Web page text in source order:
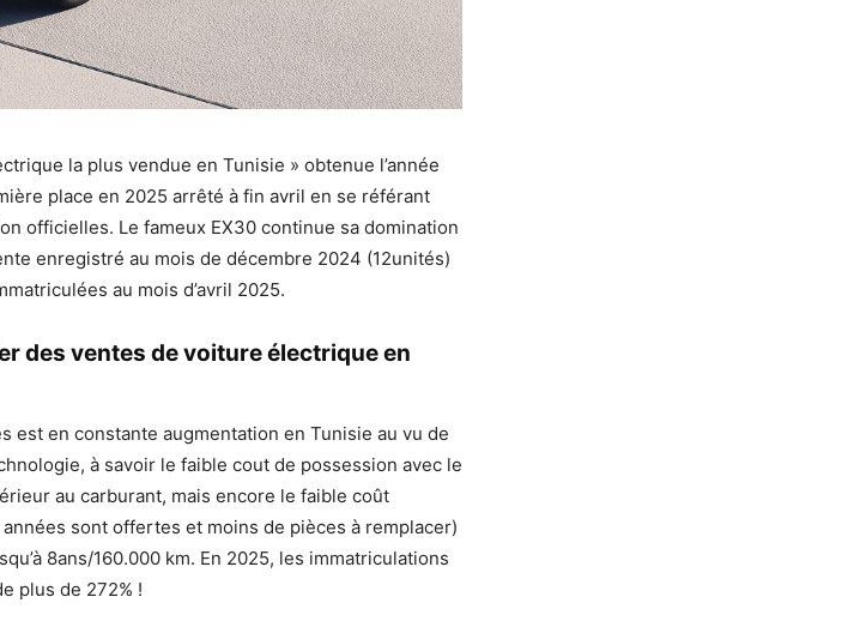
la plus vendue en Tunisie » obtenue l’année
place en 2025 arrêté à fin avril en se référant
officielles. Le fameux EX30 continue sa domination
enregistré au mois de décembre 2024 (12unités)
au mois d’avril 2025.
des ventes de voiture électrique en
est en constante augmentation en Tunisie au vu de
à savoir le faible cout de possession avec le
au carburant, mais encore le faible coût
sont offertes et moins de pièces à remplacer)
8ans/160.000 km. En 2025, les immatriculations
plus de 272% !